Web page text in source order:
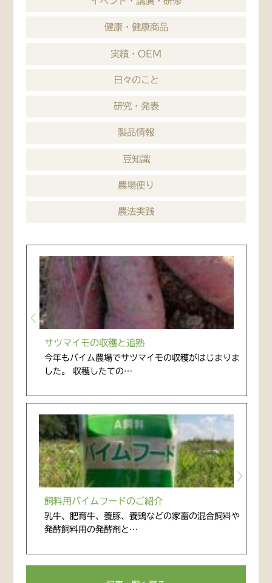
健康・健康商品
実績・OEM
日々のこと
研究・発表
製品情報
豆知識
農場便り
農法実践
サツマイモの収穫と追熟
今年もバイム農場でサツマイモの収穫がはじまりま
した。 収穫したての…
飼料用バイムフードのご紹介
乳牛、肥育牛、養豚、養鶏などの家畜の混合飼料や
発酵飼料用の発酵剤と…